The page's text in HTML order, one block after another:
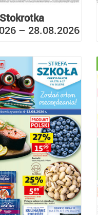
Stokrotka
– 28.08.2026